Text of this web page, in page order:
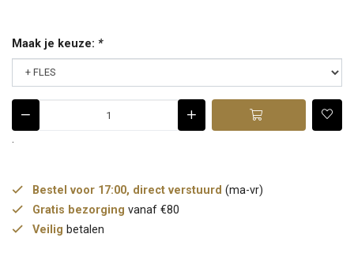
Maak je keuze: *
.
Bestel voor 17:00, direct verstuurd (ma-vr)
Gratis bezorging vanaf €80
Veilig betalen